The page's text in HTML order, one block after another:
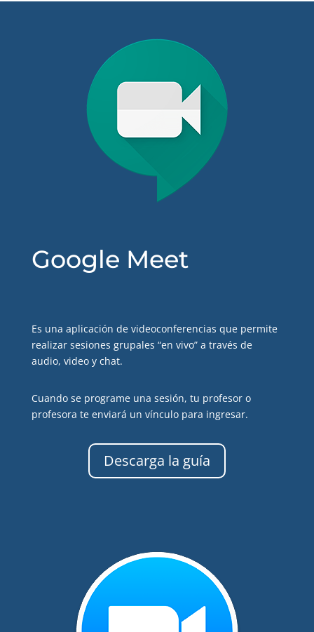
Google Meet
Es una aplicación de videoconferencias que permite
realizar sesiones grupales “en vivo” a través de
audio, video y chat.
Cuando se programe una sesión, tu profesor o
profesora te enviará un vínculo para ingresar.
Descarga la guía